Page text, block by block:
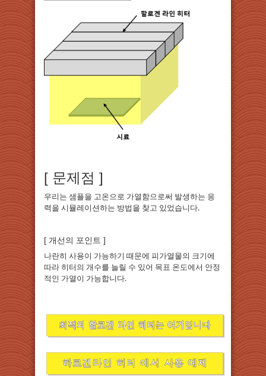
[ 문제점 ]
우리는 샘플을 고온으로 가열함으로써 발생하는 응
력을 시뮬레이션하는 방법을 찾고 있었습니다.
[ 개선의 포인트 ]
나란히 사용이 가능하기 때문에 피가열물의 크기에
따라 히터의 개수를 늘릴 수 있어 목표 온도에서 안정
적인 가열이 가능합니다.